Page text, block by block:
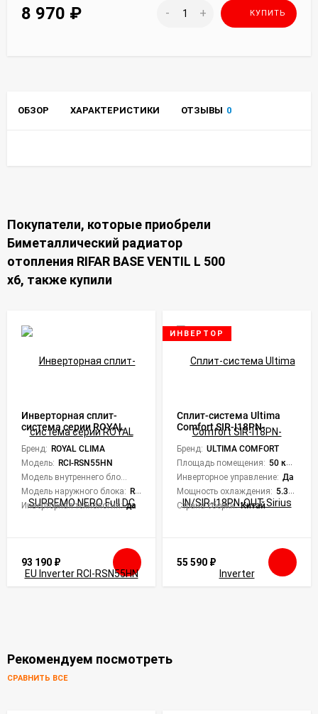
8 970 ₽ - + КУПИТЬ
ОБЗОР ХАРАКТЕРИСТИКИ ОТЗЫВЫ 0
Покупатели, которые приобрели
Биметаллический радиатор
отопления RIFAR BASE VENTIL L 500
x6, также купили
Инверторная сплит-
система серии ROYAL
SUPREMO NERO Full DC
EU Inverter RCI-RSN55HN
(комплект)
Бренд: ROYAL CLIMA
Модель: RCI-RSN55HN
Модель внутреннего блока:
RCI-RSN55HN/IN
Модель наружного блока: RCI-RSN55HN/OUT
Инверторная технология: да
93 190 ₽
ИНВЕРТОР
Сплит-система Ultima
Comfort SIR-I18PN-
IN/SIR-I18PN-OUT Sirius
Inverter
Бренд: ULTIMA COMFORT
Площадь помещения: 50 кв. м.
Инверторное управление: Да
Мощность охлаждения: 5.32 кВт
Страна сборки: Китай
55 590 ₽
Рекомендуем посмотреть
СРАВНИТЬ ВСЕ